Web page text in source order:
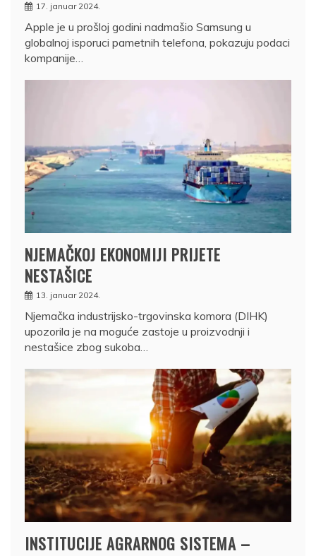
17. januar 2024.
Apple je u prošloj godini nadmašio Samsung u
globalnoj isporuci pametnih telefona, pokazuju podaci
kompanije…
NJEMAČKOJ EKONOMIJI PRIJETE
NESTAŠICE
13. januar 2024.
Njemačka industrijsko-trgovinska komora (DIHK)
upozorila je na moguće zastoje u proizvodnji i
nestašice zbog sukoba…
INSTITUCIJE AGRARNOG SISTEMA –